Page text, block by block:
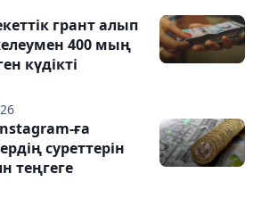
грант алып
400 мың
күдікті
ға
суреттерін
теңгеге